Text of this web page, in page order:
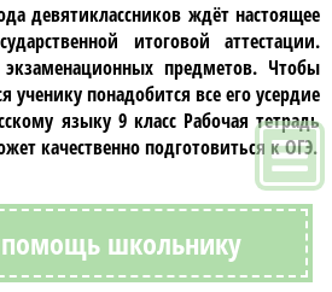
девятиклассников ждёт настоящее
итоговой аттестации.
предметов. Чтобы
ученику понадобится все его усердие
языку 9 класс Рабочая тетрадь
качественно подготовиться к ОГЭ.
помощь школьнику